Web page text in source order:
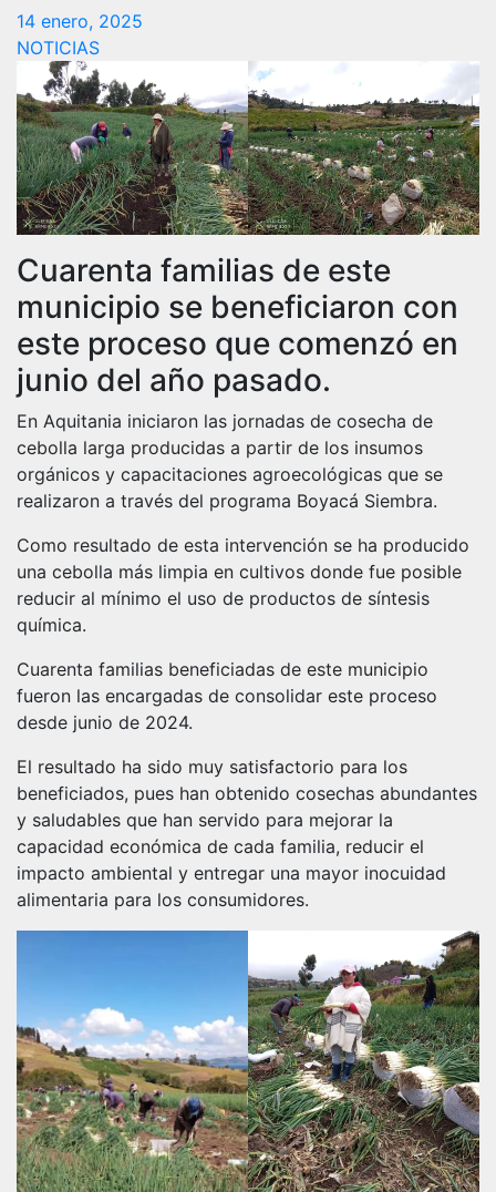
14 enero, 2025
NOTICIAS
Cuarenta familias de este
municipio se beneficiaron con
este proceso que comenzó en
junio del año pasado.
En Aquitania iniciaron las jornadas de cosecha de
cebolla larga producidas a partir de los insumos
orgánicos y capacitaciones agroecológicas que se
realizaron a través del programa Boyacá Siembra.
Como resultado de esta intervención se ha producido
una cebolla más limpia en cultivos donde fue posible
reducir al mínimo el uso de productos de síntesis
química.
Cuarenta familias beneficiadas de este municipio
fueron las encargadas de consolidar este proceso
desde junio de 2024.
El resultado ha sido muy satisfactorio para los
beneficiados, pues han obtenido cosechas abundantes
y saludables que han servido para mejorar la
capacidad económica de cada familia, reducir el
impacto ambiental y entregar una mayor inocuidad
alimentaria para los consumidores.